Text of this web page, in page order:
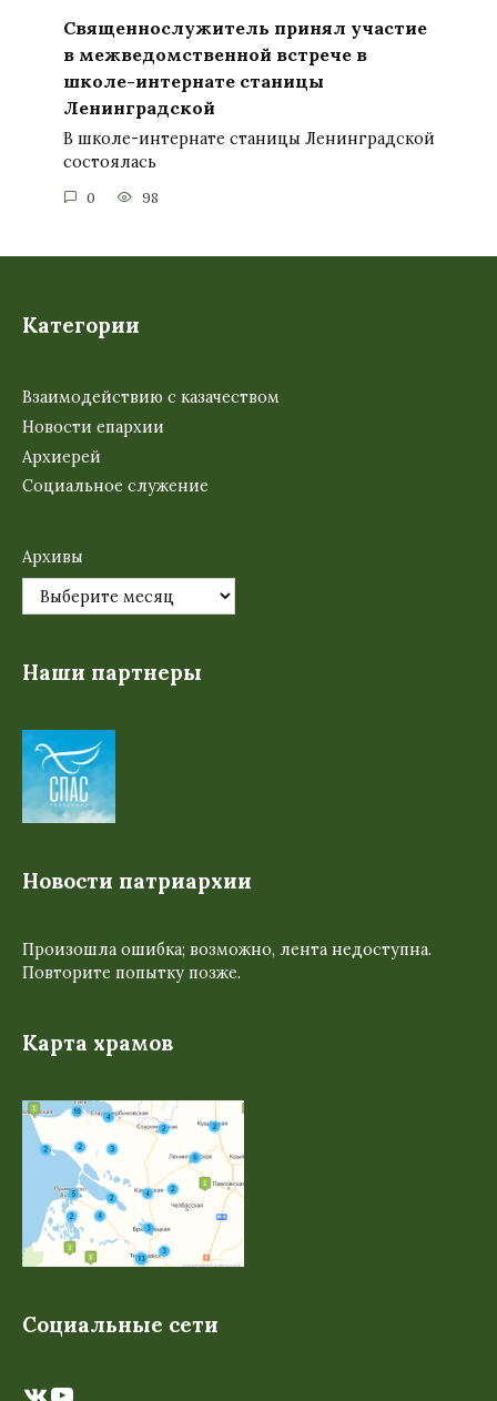
Священнослужитель принял участие
в межведомственной встрече в
школе-интернате станицы
Ленинградской
В школе-интернате станицы Ленинградской
состоялась
0 98
Категории
Взаимодействию с казачеством
Новости епархии
Архиерей
Социальное служение
Архивы
Наши партнеры
Новости патриархии
Произошла ошибка; возможно, лента недоступна.
Повторите попытку позже.
Карта храмов
Социальные сети
ВКонтакте
YouTube